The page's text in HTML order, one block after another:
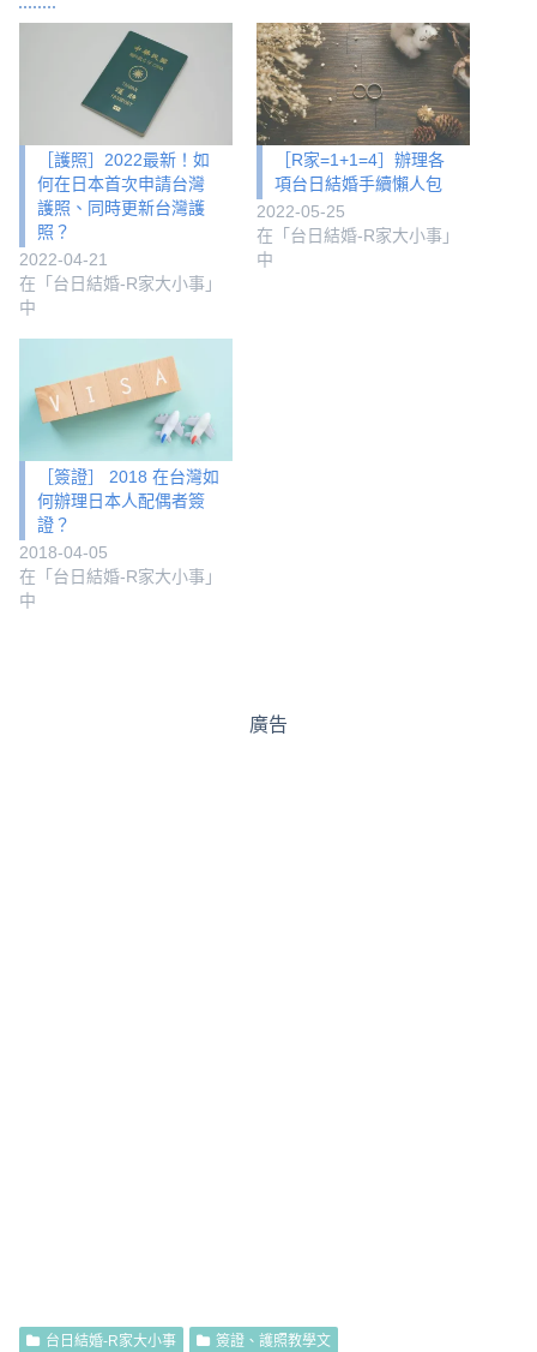
［護照］2022最新！如
何在日本首次申請台灣
護照、同時更新台灣護
照？
2022-04-21
在「台日結婚-R家大小事」
中
［R家=1+1=4］辦理各
項台日結婚手續懶人包
2022-05-25
在「台日結婚-R家大小事」
中
［簽證］ 2018 在台灣如
何辦理日本人配偶者簽
證？
2018-04-05
在「台日結婚-R家大小事」
中
廣告
台日結婚-R家大小事 簽證、護照教學文